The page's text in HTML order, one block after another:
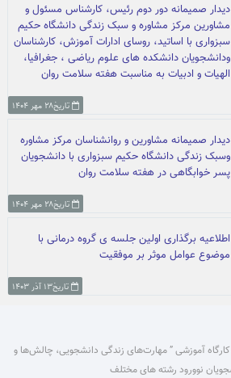
دیدار صمیمانه دور دوم رئیس، کارشناس مسئول و
مشاورین مرکز مشاوره و سبک زندگی دانشگاه حکیم
سبزواری با اساتید، روسای ادارات آموزش، کارشناسان
ودانشجویان دانشکده های علوم ریاضی ، جغرافیا،
الهیات و ادبیات به مناسبت هفته سلامت روان
تاریخ۲۸ مهر ۱۴۰۴
دیدار صمیمانه مشاورین و روانشناسان مرکز مشاوره
وسبک زندگی دانشگاه حکیم سبزواری با دانشجویان
پسر خوابگاهی در هفته سلامت روان
تاریخ۲۸ مهر ۱۴۰۴
اطلاعیه برگذاری اولین جلسه ی گروه درمانی با
موضوع عوامل موثر بر موفقیت
تاریخ۱۳ آذر ۱۴۰۳
گزارش تصویری برگزاری ۵ کارگاه آموزشی ” مهارت‌های زندگی دانشجویی، چالش‌ها و